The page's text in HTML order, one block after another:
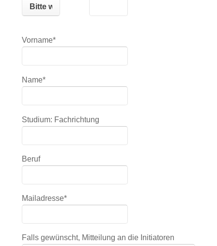
Vorname*
Name*
Studium: Fachrichtung
Beruf
Mailadresse*
Falls gewünscht, Mitteilung an die Initiatoren